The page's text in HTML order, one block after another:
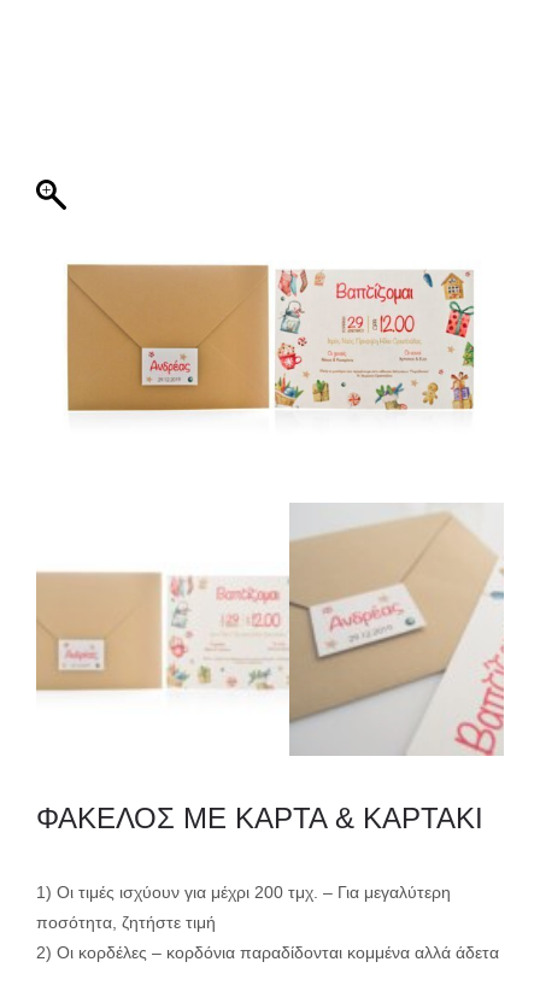
ΕΚΤΥΠΩΣΗ
ΦΑΚΕΛΟΣ ME ΚΑΡΤΑ & ΚΑΡΤΑΚΙ
1) Οι τιμές ισχύουν για μέχρι 200 τμχ. – Για μεγαλύτερη
ποσότητα, ζητήστε τιμή
2) Οι κορδέλες – κορδόνια παραδίδονται κομμένα αλλά άδετα